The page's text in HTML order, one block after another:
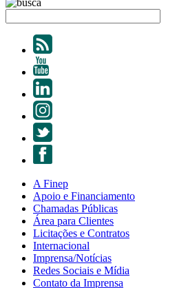
A Finep
Apoio e Financiamento
Chamadas Públicas
Área para Clientes
Licitações e Contratos
Internacional
Imprensa/Notícias
Redes Sociais e Mídia
Contato da Imprensa